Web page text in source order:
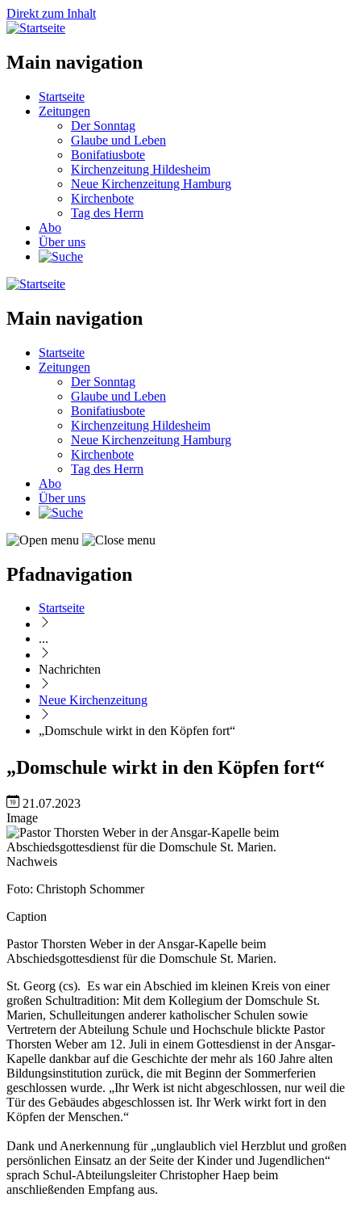
Direkt zum Inhalt
Main navigation
Startseite
Zeitungen
Der Sonntag
Glaube und Leben
Bonifatiusbote
Kirchenzeitung Hildesheim
Neue Kirchenzeitung Hamburg
Kirchenbote
Tag des Herrn
Abo
Über uns
Main navigation
Startseite
Zeitungen
Der Sonntag
Glaube und Leben
Bonifatiusbote
Kirchenzeitung Hildesheim
Neue Kirchenzeitung Hamburg
Kirchenbote
Tag des Herrn
Abo
Über uns
Pfadnavigation
Startseite
...
Nachrichten
Neue Kirchenzeitung
„Domschule wirkt in den Köpfen fort“
„Domschule wirkt in den Köpfen fort“
21.07.2023
Image
Nachweis
Foto: Christoph Schommer
Caption
Pastor Thorsten Weber in der Ansgar-Kapelle beim
Abschiedsgottesdienst für die Domschule St. Marien.
St. Georg (cs). Es war ein Abschied im kleinen Kreis von einer
großen Schultradition: Mit dem Kollegium der Domschule St.
Marien, Schulleitungen anderer katholischer Schulen sowie
Vertretern der Abteilung Schule und Hochschule blickte Pastor
Thorsten Weber am 12. Juli in einem Gottesdienst in der Ansgar-
Kapelle dankbar auf die Geschichte der mehr als 160 Jahre alten
Bildungsinstitution zurück, die mit Beginn der Sommerferien
geschlossen wurde. „Ihr Werk ist nicht abgeschlossen, nur weil die
Tür des Gebäudes abgeschlossen ist. Ihr Werk wirkt fort in den
Köpfen der Menschen.“
Dank und Anerkennung für „unglaublich viel Herzblut und großen
persönlichen Einsatz an der Seite der Kinder und Jugendlichen“
sprach Schul-Abteilungsleiter Christopher Haep beim
anschließenden Empfang aus.